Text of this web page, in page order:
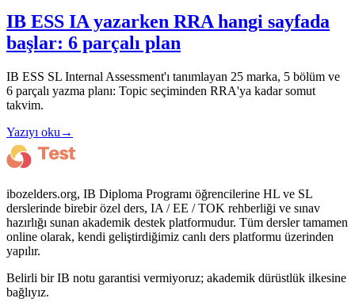
IB ESS IA yazarken RRA hangi sayfada
başlar: 6 parçalı plan
IB ESS SL Internal Assessment'ı tanımlayan 25 marka, 5 bölüm ve
6 parçalı yazma planı: Topic seçiminden RRA'ya kadar somut
takvim.
Yazıyı oku →
ibozelders.org, IB Diploma Programı öğrencilerine HL ve SL
derslerinde birebir özel ders, IA / EE / TOK rehberliği ve sınav
hazırlığı sunan akademik destek platformudur. Tüm dersler tamamen
online olarak, kendi geliştirdiğimiz canlı ders platformu üzerinden
yapılır.
Belirli bir IB notu garantisi vermiyoruz; akademik dürüstlük ilkesine
bağlıyız.